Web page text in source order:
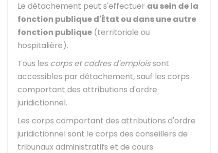
Le détachement peut s'effectuer au sein de la
fonction publique d'État ou dans une autre
fonction publique (territoriale ou
hospitalière).
Tous les corps et cadres d'emploissont
accessibles par détachement, sauf les corps
comportant des attributions d'ordre
juridictionnel.
Les corps comportant des attributions d'ordre
juridictionnel sont le corps des conseillers de
tribunaux administratifs et de cours